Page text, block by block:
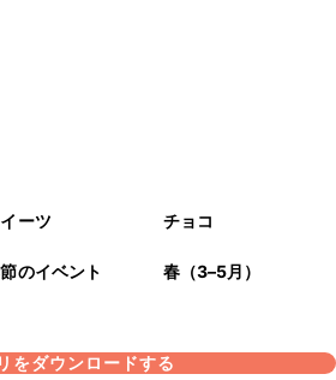
ーツ チョコ
のイベント 春（3–5月）
をダウンロードする